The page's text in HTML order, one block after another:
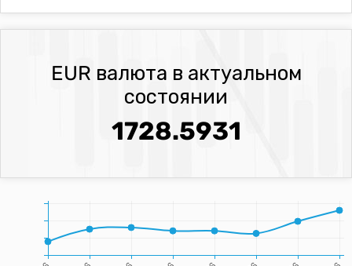
EUR валюта в актуальном
состоянии
1728.5931